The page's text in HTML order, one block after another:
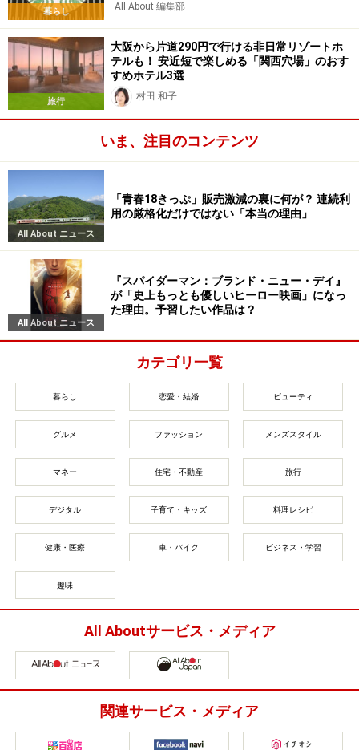
暮らし All About 編集部
旅行
大阪から片道290円で行ける非日常リゾートホ
テルも！ 安近短で楽しめる「関西穴場」のおす
すめホテル3選
村田 和子
いま、注目のコンテンツ
All About ニュース
「青春18きっぷ」販売激減の裏に何が？ 連続利
用の厳格化だけではない「本当の理由」
All About ニュース
『スパイダーマン：ブランド・ニュー・デイ』
が「史上もっとも優しいヒーロー映画」になっ
た理由。予習したい作品は？
カテゴリ一覧
暮らし 恋愛・結婚 ビューティ
グルメ ファッション メンズスタイル
マネー 住宅・不動産 旅行
デジタル 子育て・キッズ 料理レシピ
健康・医療 車・バイク ビジネス・学習
趣味
All Aboutサービス・メディア
関連サービス・メディア